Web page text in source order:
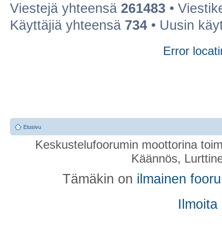
Viestejä yhteensä 261483 •
Käyttäjiä yhteensä 734 • Uusin
Error
Etusivu
Keskustelufoorumin moottorina
Käännös,
Tämäkin on ilmainen